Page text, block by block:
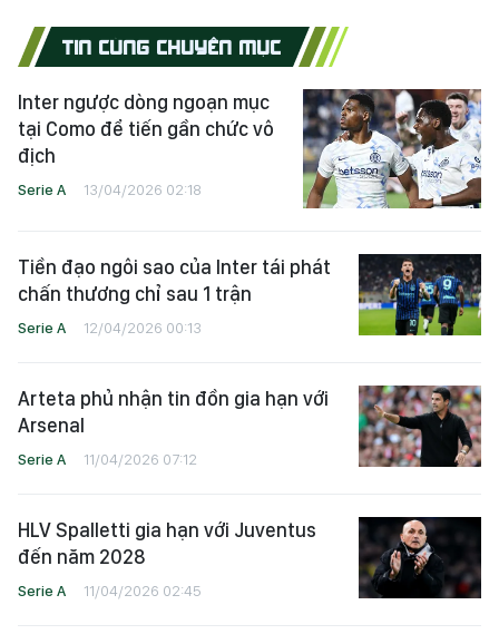
TIN CÙNG CHUYÊN MỤC
Inter ngược dòng ngoạn mục
tại Como để tiến gần chức vô
địch
Serie A 13/04/2026 02:18
Tiền đạo ngôi sao của Inter tái phát
chấn thương chỉ sau 1 trận
Serie A 12/04/2026 00:13
Arteta phủ nhận tin đồn gia hạn với
Arsenal
Serie A 11/04/2026 07:12
HLV Spalletti gia hạn với Juventus
đến năm 2028
Serie A 11/04/2026 02:45